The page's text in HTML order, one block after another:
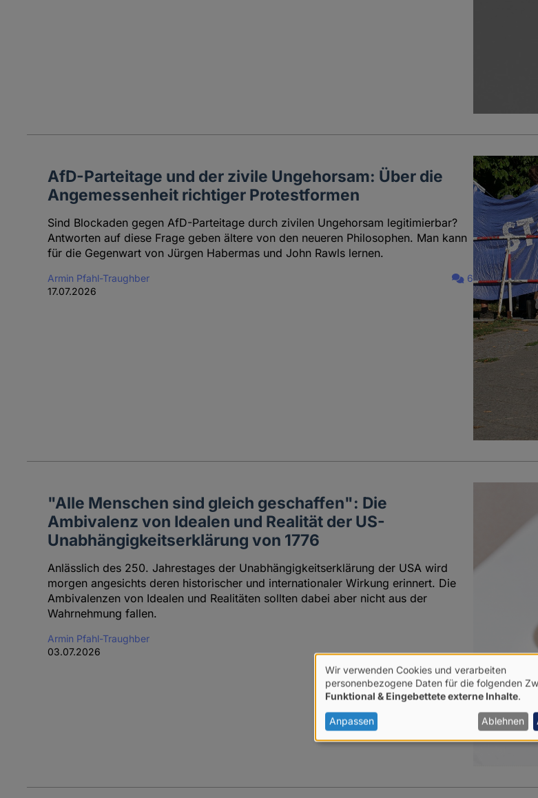
AfD-Parteitage und der zivile Ungehorsam: Über die
Angemessenheit richtiger Protestformen
Sind Blockaden gegen AfD-Parteitage durch zivilen Ungehorsam legitimierbar?
Antworten auf diese Frage geben ältere von den neueren Philosophen. Man kann
für die Gegenwart von Jürgen Habermas und John Rawls lernen.
Armin Pfahl-Traughber
17.07.2026
6
"Alle Menschen sind gleich geschaffen": Die
Ambivalenz von Idealen und Realität der US-
Unabhängigkeitserklärung von 1776
Anlässlich des 250. Jahrestages der Unabhängigkeitserklärung der USA wird
morgen angesichts deren historischer und internationaler Wirkung erinnert. Die
Ambivalenzen von Idealen und Realitäten sollten dabei aber nicht aus der
Wahrnehmung fallen.
Armin Pfahl-Traughber
03.07.2026
Verwendung
von
personenbezogenen
Daten
Cookies
Wir verwenden Cookies und verarbeiten
personenbezogene Daten für die folgenden
Funktional & Eingebettete externe Inhalte.
Anpassen Ablehnen